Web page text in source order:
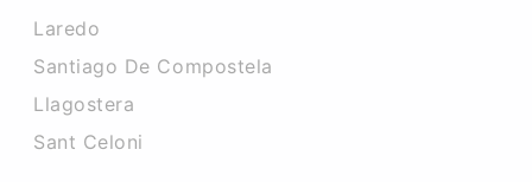
Laredo
Santiago De Compostela
Llagostera
Sant Celoni